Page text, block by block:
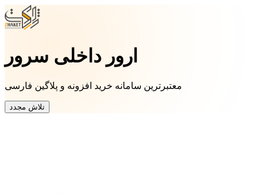
ارور داخلی سرور
معتبرترین سامانه خرید افزونه و پلاگین فارسی
تلاش مجدد